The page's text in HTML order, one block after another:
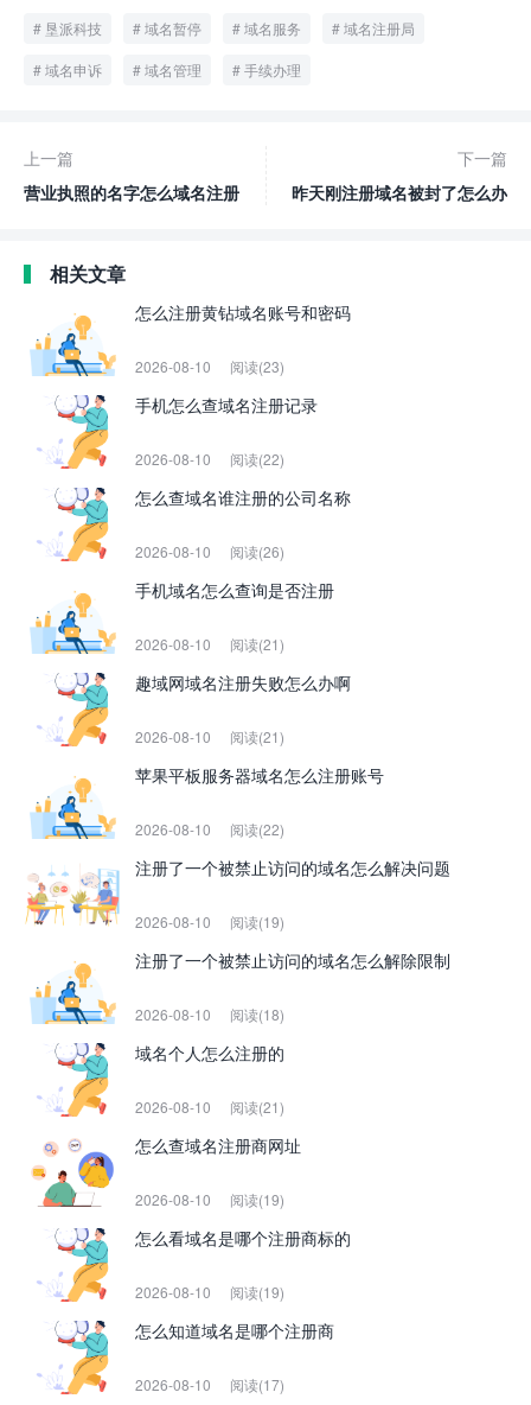
垦派科技 域名暂停 域名服务 域名注册局
域名申诉 域名管理 手续办理
上一篇
营业执照的名字怎么域名注册
下一篇
昨天刚注册域名被封了怎么办
相关文章
怎么注册黄钻域名账号和密码
2026-08-10 阅读(23)
手机怎么查域名注册记录
2026-08-10 阅读(22)
怎么查域名谁注册的公司名称
2026-08-10 阅读(26)
手机域名怎么查询是否注册
2026-08-10 阅读(21)
趣域网域名注册失败怎么办啊
2026-08-10 阅读(21)
苹果平板服务器域名怎么注册账号
2026-08-10 阅读(22)
注册了一个被禁止访问的域名怎么解决问题
2026-08-10 阅读(19)
注册了一个被禁止访问的域名怎么解除限制
2026-08-10 阅读(18)
域名个人怎么注册的
2026-08-10 阅读(21)
怎么查域名注册商网址
2026-08-10 阅读(19)
怎么看域名是哪个注册商标的
2026-08-10 阅读(19)
怎么知道域名是哪个注册商
2026-08-10 阅读(17)